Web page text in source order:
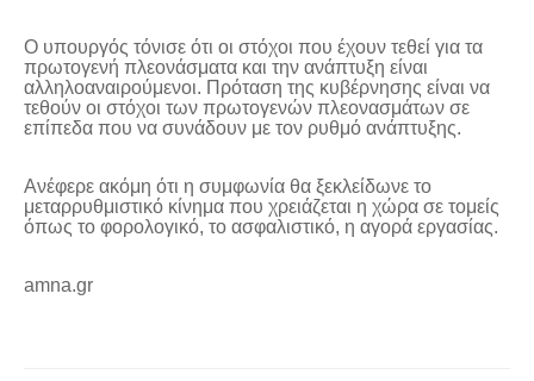
Ο υπουργός τόνισε ότι οι στόχοι που έχουν τεθεί για τα
πρωτογενή πλεονάσματα και την ανάπτυξη είναι
αλληλοαναιρούμενοι. Πρόταση της κυβέρνησης είναι να
τεθούν οι στόχοι των πρωτογενών πλεονασμάτων σε
επίπεδα που να συνάδουν με τον ρυθμό ανάπτυξης.
Ανέφερε ακόμη ότι η συμφωνία θα ξεκλείδωνε το
μεταρρυθμιστικό κίνημα που χρειάζεται η χώρα σε τομείς
όπως το φορολογικό, το ασφαλιστικό, η αγορά εργασίας.
amna.gr